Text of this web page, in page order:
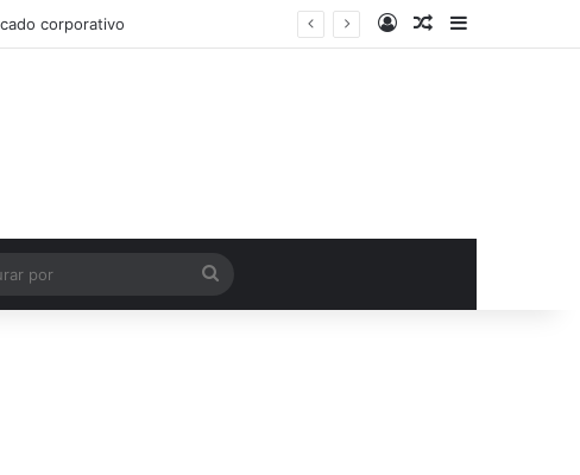
corporativo EntrarArtigo aleatório
Barra Lateral
por